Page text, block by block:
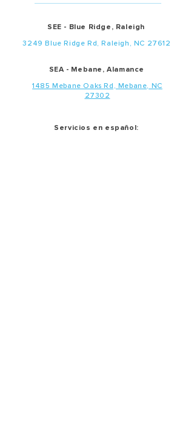
SEE - Blue Ridge, Raleigh
3249 Blue Ridge Rd, Raleigh, NC 27612
SEA - Mebane, Alamance
1485 Mebane Oaks Rd, Mebane, NC
27302
Servicios en español: